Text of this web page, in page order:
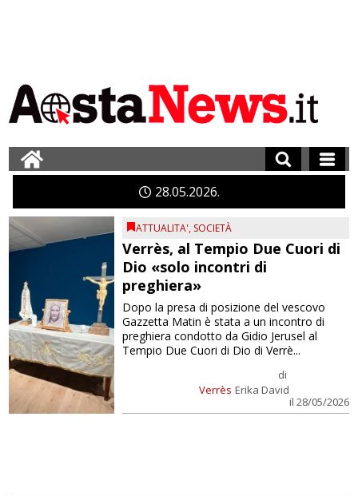
2805 2026
ATTUALITA', SOCIETÀ
Verrès, al Tempio Due Cuori di
Dio «solo incontri di
preghiera»
Verrès
di
Erika David
il 28/05/2026
Dopo la presa di posizione del vescovo
Gazzetta Matin è stata a un incontro di
preghiera condotto da Gidio Jerusel al
Tempio Due Cuori di Dio di Verrè...